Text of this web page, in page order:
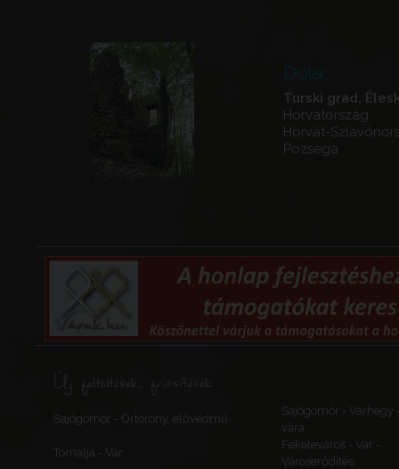
Dolac
Turski grad,
Horvátország
Horvát-
Pozsega
Új feltöltések, frissítések
Sajógömör - Őrtorony, elővédmű
Sajógömör - Várhegy
vára
Tornalja - Vár
Feketeváros - Vár -
Városerődítés